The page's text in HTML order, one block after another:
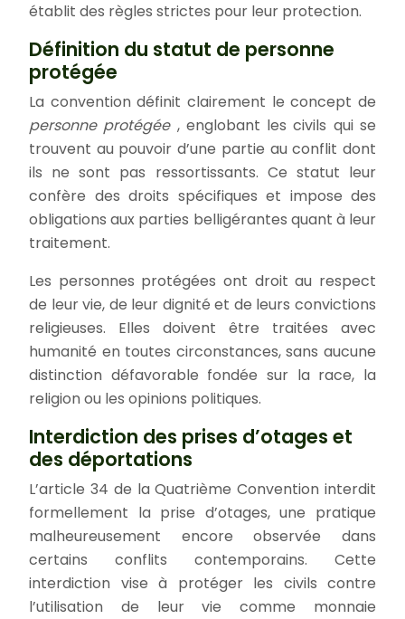
établit des règles strictes pour leur protection.
Définition du statut de personne
protégée
La convention définit clairement le concept de
personne protégée , englobant les civils qui se
trouvent au pouvoir d’une partie au conflit dont
ils ne sont pas ressortissants. Ce statut leur
confère des droits spécifiques et impose des
obligations aux parties belligérantes quant à leur
traitement.
Les personnes protégées ont droit au respect
de leur vie, de leur dignité et de leurs convictions
religieuses. Elles doivent être traitées avec
humanité en toutes circonstances, sans aucune
distinction défavorable fondée sur la race, la
religion ou les opinions politiques.
Interdiction des prises d’otages et
des déportations
L’article 34 de la Quatrième Convention interdit
formellement la prise d’otages, une pratique
malheureusement encore observée dans
certains conflits contemporains. Cette
interdiction vise à protéger les civils contre
l’utilisation de leur vie comme monnaie